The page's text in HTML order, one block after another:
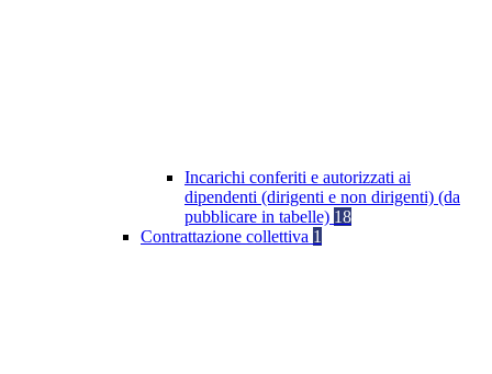
Incarichi conferiti e autorizzati ai
dipendenti (dirigenti e non dirigenti) (da
pubblicare in tabelle) 18
Contrattazione collettiva 1